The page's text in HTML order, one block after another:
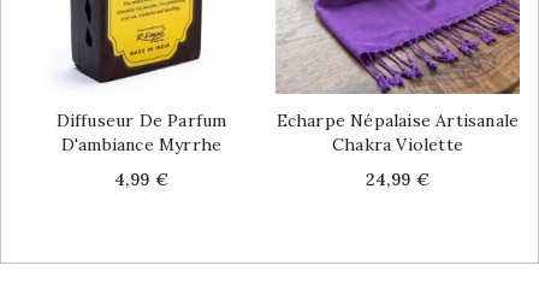
Diffuseur De Parfum
D'ambiance Myrrhe
Price
4,99 €
Echarpe Népalaise Artisanale
Chakra Violette
Price
24,99 €